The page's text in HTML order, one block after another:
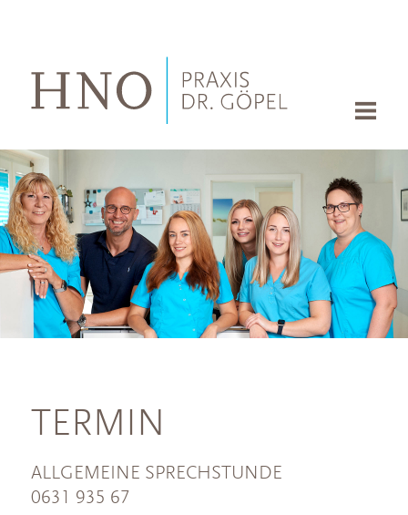
TERMIN
ALLGEMEINE SPRECHSTUNDE
0631 935 67